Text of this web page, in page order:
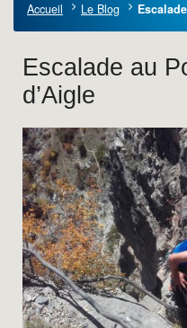
Accueil Le Blog
Escalade au
d’Aigle